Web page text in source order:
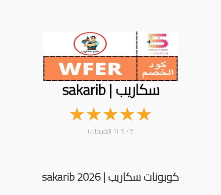
سكاريب | sakarib
★
★
★
★
★ 5 / 5 (1 التقييمات)
كوبونات سكاريب | sakarib 2026